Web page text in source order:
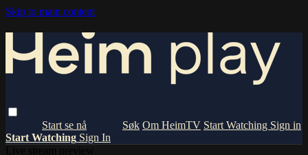
Skip to main content
Om HeimTV Start Watching Sign in
Start Watching Sign In